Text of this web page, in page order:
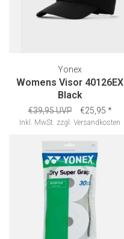
Yonex
Womens Visor 40126EX
Black
€39,95 UVP €25,95 *
Inkl. MwSt. zzgl. Versandkosten